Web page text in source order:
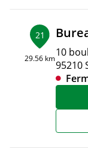
21
29.56 km10
95210